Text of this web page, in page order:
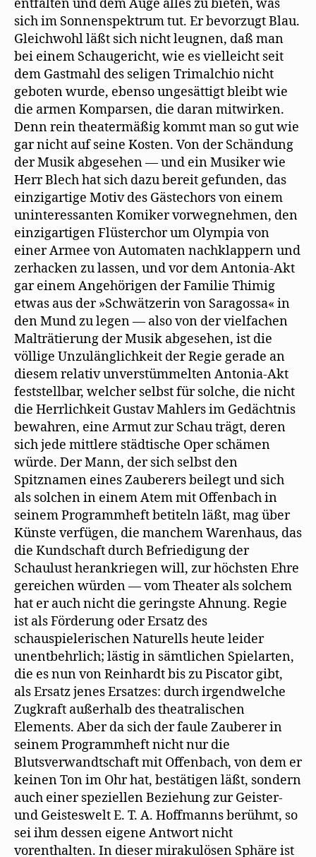
entfalten und dem Auge alles zu bieten, was
sich im Sonnenspektrum tut. Er bevorzugt Blau.
Gleichwohl läßt sich nicht leugnen, daß man
bei einem Schaugericht, wie es vielleicht seit
dem Gastmahl des seligen Trimalchio nicht
geboten wurde, ebenso ungesättigt bleibt wie
die armen Komparsen, die daran mitwirken.
Denn rein theatermäßig kommt man so gut wie
gar nicht auf seine Kosten. Von der Schändung
der Musik abgesehen — und ein Musiker wie
Herr Blech hat sich dazu bereit gefunden, das
einzigartige Motiv des Gästechors von einem
uninteressanten Komiker vorwegnehmen, den
einzigartigen Flüsterchor um Olympia von
einer Armee von Automaten nachklappern und
zerhacken zu lassen, und vor dem Antonia-Akt
gar einem Angehörigen der Familie Thimig
etwas aus der »Schwätzerin von Saragossa« in
den Mund zu legen — also von der vielfachen
Malträtierung der Musik abgesehen, ist die
völlige Unzulänglichkeit der Regie gerade an
diesem relativ unverstümmelten Antonia-Akt
feststellbar, welcher selbst für solche, die nicht
die Herrlichkeit Gustav Mahlers im Gedächtnis
bewahren, eine Armut zur Schau trägt, deren
sich jede mittlere städtische Oper schämen
würde. Der Mann, der sich selbst den
Spitznamen eines Zauberers beilegt und sich
als solchen in einem Atem mit Offenbach in
seinem Programmheft betiteln läßt, mag über
Künste verfügen, die manchem Warenhaus, das
die Kundschaft durch Befriedigung der
Schaulust herankriegen will, zur höchsten Ehre
gereichen würden — vom Theater als solchem
hat er auch nicht die geringste Ahnung. Regie
ist als Förderung oder Ersatz des
schauspielerischen Naturells heute leider
unentbehrlich; lästig in sämtlichen Spielarten,
die es nun von Reinhardt bis zu Piscator gibt,
als Ersatz jenes Ersatzes: durch irgendwelche
Zugkraft außerhalb des theatralischen
Elements. Aber da sich der faule Zauberer in
seinem Programmheft nicht nur die
Blutsverwandtschaft mit Offenbach, von dem er
keinen Ton im Ohr hat, bestätigen läßt, sondern
auch einer speziellen Beziehung zur Geister-
und Geisteswelt E. T. A. Hoffmanns berühmt, so
sei ihm dessen eigene Antwort nicht
vorenthalten. In dieser mirakulösen Sphäre ist